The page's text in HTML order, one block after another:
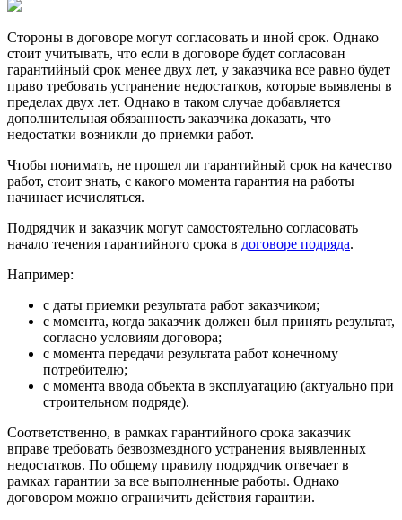
Стороны в договоре могут согласовать и иной срок. Однако
стоит учитывать, что если в договоре будет согласован
гарантийный срок менее двух лет, у заказчика все равно будет
право требовать устранение недостатков, которые выявлены в
пределах двух лет. Однако в таком случае добавляется
дополнительная обязанность заказчика доказать, что
недостатки возникли до приемки работ.
Чтобы понимать, не прошел ли гарантийный срок на качество
работ, стоит знать, с какого момента гарантия на работы
начинает исчисляться.
Подрядчик и заказчик могут самостоятельно согласовать
начало течения гарантийного срока в договоре подряда.
Например:
с даты приемки результата работ заказчиком;
с момента, когда заказчик должен был принять результат,
согласно условиям договора;
с момента передачи результата работ конечному
потребителю;
с момента ввода объекта в эксплуатацию (актуально при
строительном подряде).
Соответственно, в рамках гарантийного срока заказчик
вправе требовать безвозмездного устранения выявленных
недостатков. По общему правилу подрядчик отвечает в
рамках гарантии за все выполненные работы. Однако
договором можно ограничить действия гарантии.